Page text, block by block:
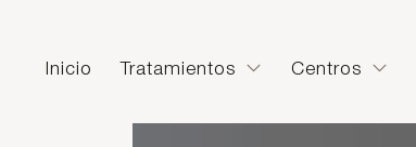
Inicio Tratamientos Centros